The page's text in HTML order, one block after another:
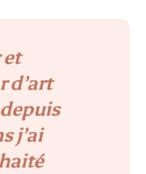
et
d’art
j’ai